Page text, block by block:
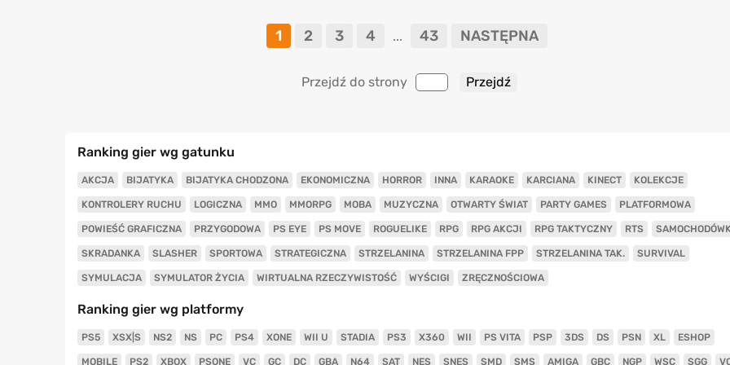
1 2 3 4 ... 43 NASTĘPNA
Przejdź do strony
Ranking gier wg gatunku
AKCJA BIJATYKA BIJATYKA CHODZONA EKONOMICZNA HORROR INNA KARAOKE KARCIANA KINECT KOLEKCJE
KONTROLERY RUCHU LOGICZNA MMO MMORPG MOBA MUZYCZNA OTWARTY ŚWIAT PARTY GAMES PLATFORMOWA
POWIEŚĆ GRAFICZNA PRZYGODOWA PS EYE PS MOVE ROGUELIKE RPG RPG AKCJI RPG TAKTYCZNY RTS
SKRADANKA SLASHER SPORTOWA STRATEGICZNA STRZELANINA STRZELANINA FPP STRZELANINA TAK. SURVIVAL
SYMULACJA SYMULATOR ŻYCIA WIRTUALNA RZECZYWISTOŚĆ WYŚCIGI ZRĘCZNOŚCIOWA
Ranking gier wg platformy
PS5 XSX|S NS2 NS PC PS4 XONE WII U STADIA PS3 X360 WII PS VITA PSP 3DS DS PSN XL ESHOP
MOBILE PS2 XBOX PSONE VC GC DC GBA N64 SAT NES SNES SMD SMS AMIGA GBC NGP WSC SGG